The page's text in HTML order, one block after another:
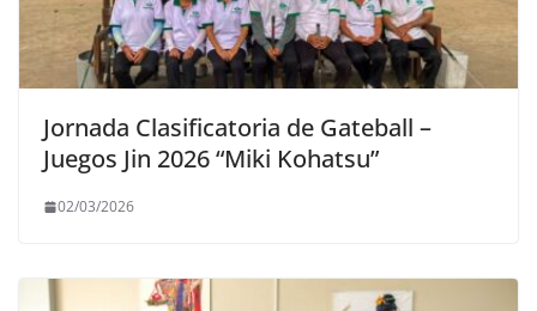
Jornada Clasificatoria de Gateball –
Juegos Jin 2026 “Miki Kohatsu”
02/03/2026